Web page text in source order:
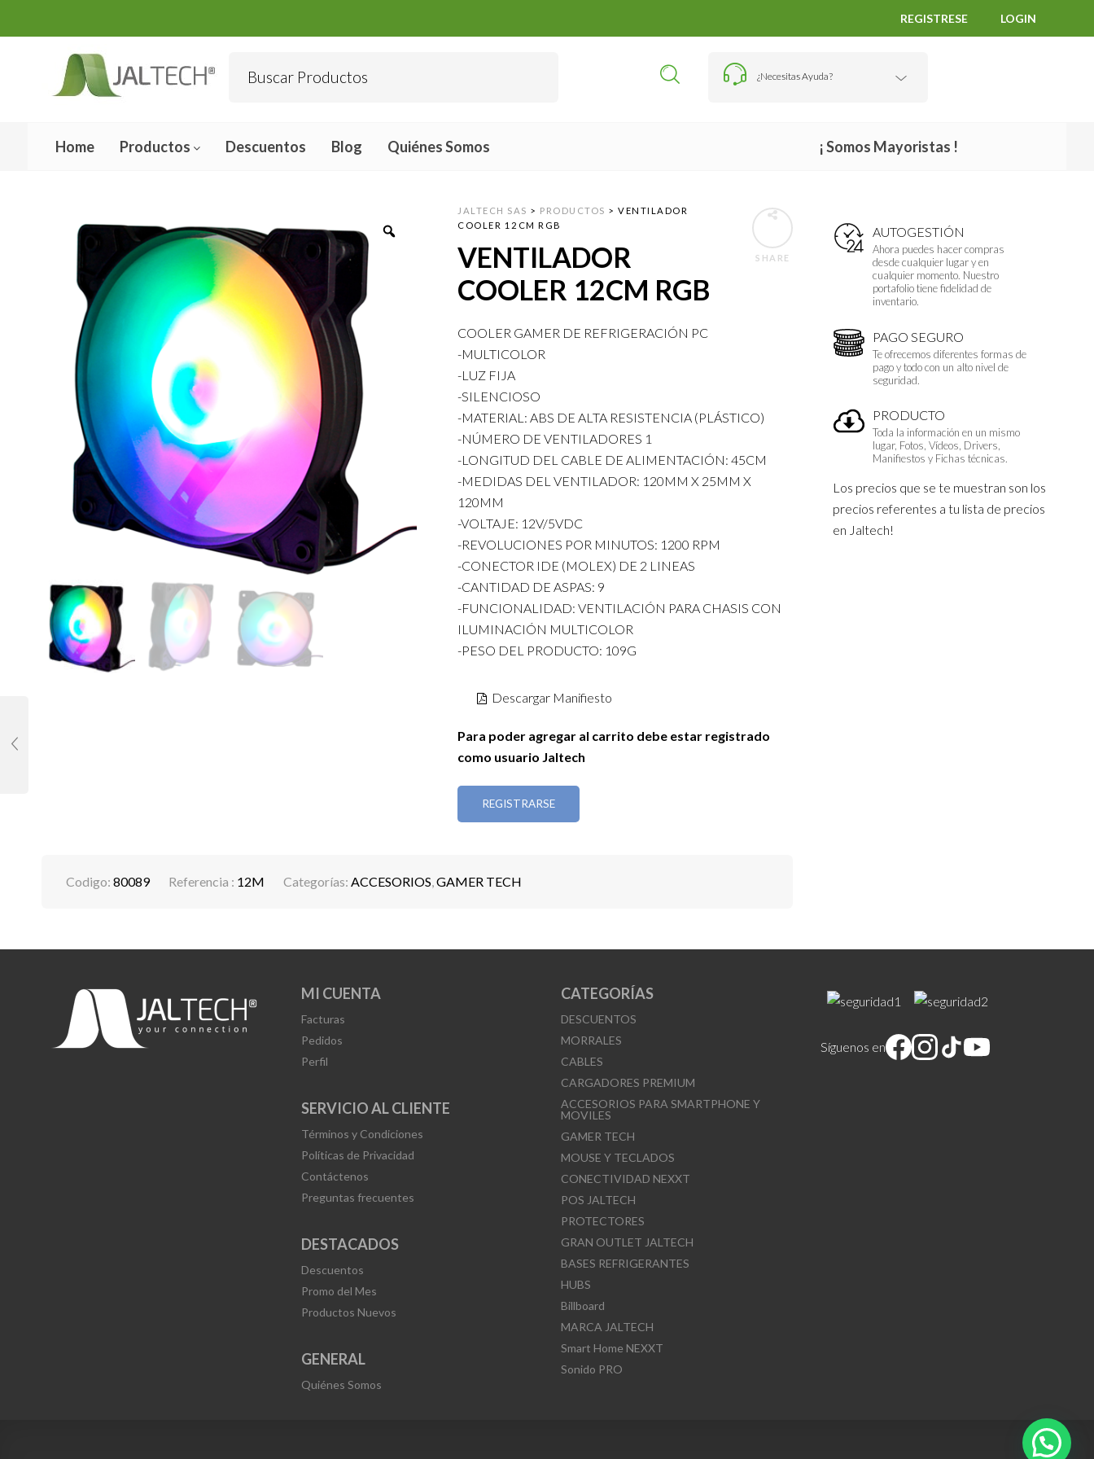
REGISTRESE LOGIN
¿Necesitas Ayuda?
Home Productos Descuentos Blog Quiénes Somos ¡ Somos Mayoristas !
AUTOGESTIÓN
Ahora puedes hacer compras
desde cualquier lugar y en
cualquier momento. Nuestro
portafolio tiene fidelidad de
inventario.
PAGO SEGURO
Te ofrecemos diferentes formas de
pago y todo con un alto nivel de
seguridad.
PRODUCTO
Toda la información en un mismo
lugar, Fotos, Vídeos, Drivers,
Manifiestos y Fichas técnicas.
Los precios que se te muestran son los
precios referentes a tu lista de precios
en Jaltech!
SHARE
JALTECH SAS > PRODUCTOS >VENTILADOR
COOLER 12CM RGB
VENTILADOR
COOLER 12CM RGB
COOLER GAMER DE REFRIGERACIÓN PC
-MULTICOLOR
-LUZ FIJA
-SILENCIOSO
-MATERIAL: ABS DE ALTA RESISTENCIA (PLÁSTICO)
-NÚMERO DE VENTILADORES 1
-LONGITUD DEL CABLE DE ALIMENTACIÓN: 45CM
-MEDIDAS DEL VENTILADOR: 120MM X 25MM X
120MM
-VOLTAJE: 12V/5VDC
-REVOLUCIONES POR MINUTOS: 1200 RPM
-CONECTOR IDE (MOLEX) DE 2 LINEAS
-CANTIDAD DE ASPAS: 9
-FUNCIONALIDAD: VENTILACIÓN PARA CHASIS CON
ILUMINACIÓN MULTICOLOR
-PESO DEL PRODUCTO: 109G
Descargar Manifiesto
Para poder agregar al carrito debe estar registrado
como usuario Jaltech
REGISTRARSE
Codigo: 80089 Referencia : 12M Categorías: ACCESORIOS,GAMER TECH
MI CUENTA
Facturas
Pedidos
Perfil
SERVICIO AL CLIENTE
Términos y Condiciones
Políticas de Privacidad
Contáctenos
Preguntas frecuentes
DESTACADOS
Descuentos
Promo del Mes
Productos Nuevos
GENERAL
Quiénes Somos
CATEGORÍAS
DESCUENTOS
MORRALES
CABLES
CARGADORES PREMIUM
ACCESORIOS PARA SMARTPHONE Y
MOVILES
GAMER TECH
MOUSE Y TECLADOS
CONECTIVIDAD NEXXT
POS JALTECH
PROTECTORES
GRAN OUTLET JALTECH
BASES REFRIGERANTES
HUBS
Billboard
MARCA JALTECH
Smart Home NEXXT
Sonido PRO
Síguenos en
1